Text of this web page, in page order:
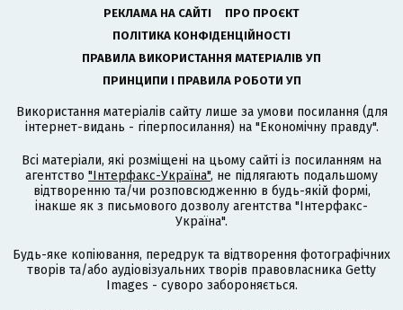
РЕКЛАМА НА САЙТІ
ПРО ПРОЄКТ
ПОЛІТИКА КОНФІДЕНЦІЙНОСТІ
ПРАВИЛА ВИКОРИСТАННЯ МАТЕРІАЛІВ УП
ПРИНЦИПИ І ПРАВИЛА РОБОТИ УП
Використання матеріалів сайту лише за умови посилання (для
інтернет-видань - гіперпосилання) на "Економічну правду".
Всі матеріали, які розміщені на цьому сайті із посиланням на
агентство "Інтерфакс-Україна", не підлягають подальшому
відтворенню та/чи розповсюдженню в будь-якій формі,
інакше як з письмового дозволу агентства "Інтерфакс-
Україна".
Будь-яке копіювання, передрук та відтворення фотографічних
творів та/або аудіовізуальних творів правовласника Getty
Images - суворо забороняється.